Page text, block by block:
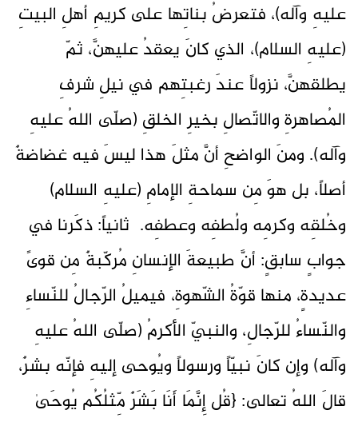
عليهِ وآله)، فتعرضُ بناتِها على كريمِ أهلِ البيتِ
(عليهِ السلام)، الذي كانَ يعقدُ عليهنَّ، ثمّ
يطلقهنَّ، نزولاً عندَ رغبتِهم في نيلِ شرفِ
المُصاهرةِ والاتّصالِ بخيرِ الخلقِ (صلّى اللهُ عليهِ
وآله). ومنَ الواضحِ أنَّ مثلَ هذا ليسَ فيه غضاضةٌ
أصلاً، بل هوَ مِن سماحةِ الإمامِ (عليهِ السلام)
وخُلقِه وكرمِه ولُطفِه وعطفِه. ثانياً: ذكَرنا في
جوابٍ سابقٍ: أنَّ طبيعةَ الإنسانِ مُركّبةٌ مِن قوىً
عديدةٍ، منها قوّةُ الشّهوةِ، فيميلُ الرّجالُ للنّساءِ
والنّساءُ للرّجالِ، والنبيّ الأكرمُ (صلّى اللهُ عليهِ
وآله) وإن كانَ نبيّاً ورسولاً ويُوحى إليهِ فإنّه بشرٌ،
قالَ اللهُ تعالى: {قُل إِنَّمَا أَنَا بَشَرٌ مِّثلُكُم يُوحَىٰ